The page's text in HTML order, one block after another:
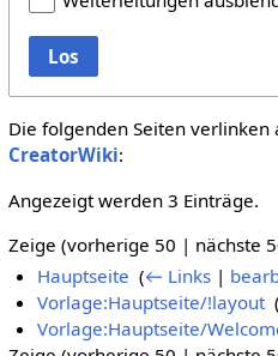
Los
Die folgenden Seiten verlinken
CreatorWiki:
Angezeigt werden 3 Einträge.
Zeige (vorherige 50 | nächste
Hauptseite ‎(← Links |
Vorlage:Hauptseite/!layout‎(
Vorlage:Hauptseite/